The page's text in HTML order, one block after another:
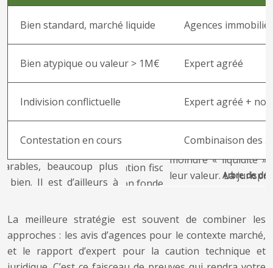
Arbre de
Bien standard, marché liquide Agences
Bien atypique ou valeur > 1M€ Expert agréé
Indivision conflictuelle Expert agréé +
Contestation en cours Combinaison des 3
La meilleure stratégie est souvent de combiner les
approches : les avis d’agences pour le contexte marché,
et le rapport d’expert pour la caution technique et